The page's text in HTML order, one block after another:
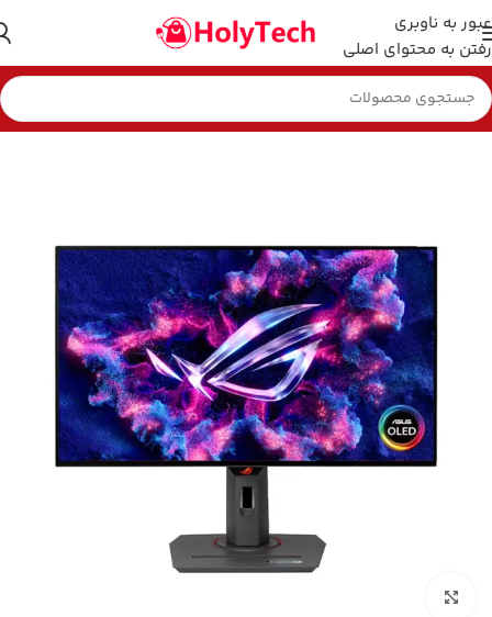
عبور به ناوبری
رفتن به محتوای اصلی
خانه مانیتور